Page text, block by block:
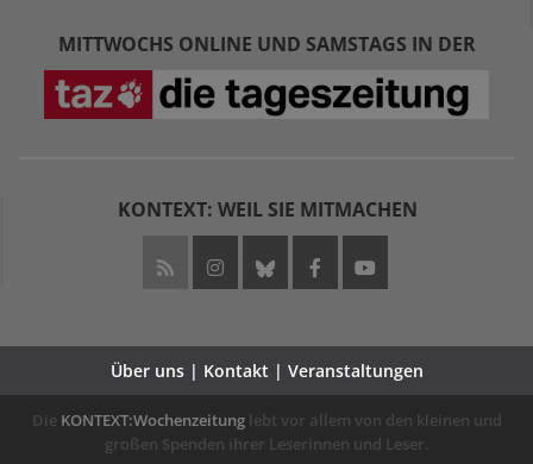
MITTWOCHS ONLINE UND SAMSTAGS IN DER
KONTEXT: WEIL SIE MITMACHEN
Über uns | Kontakt | Veranstaltungen
Die KONTEXT:Wochenzeitunglebt vor allem von den kleinen und
großen Spenden ihrer Leserinnen und Leser.